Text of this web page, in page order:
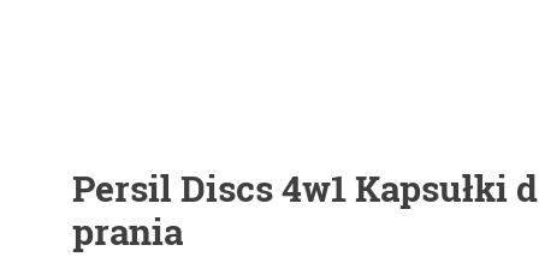
Persil Discs 4w1 Kapsułki
prania